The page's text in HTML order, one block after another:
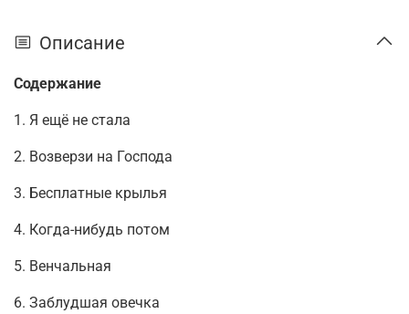
Описание
Содержание
1. Я ещё не стала
2. Возверзи на Господа
3. Бесплатные крылья
4. Когда-нибудь потом
5. Венчальная
6. Заблудшая овечка